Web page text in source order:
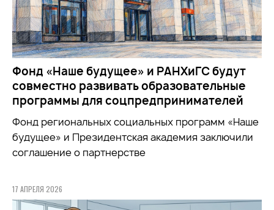
Фонд «Наше будущее» и РАНХиГС будут
совместно развивать образовательные
программы для соцпредпринимателей
Фонд региональных социальных программ «Наше
будущее» и Президентская академия заключили
соглашение о партнерстве
17 АПРЕЛЯ 2026